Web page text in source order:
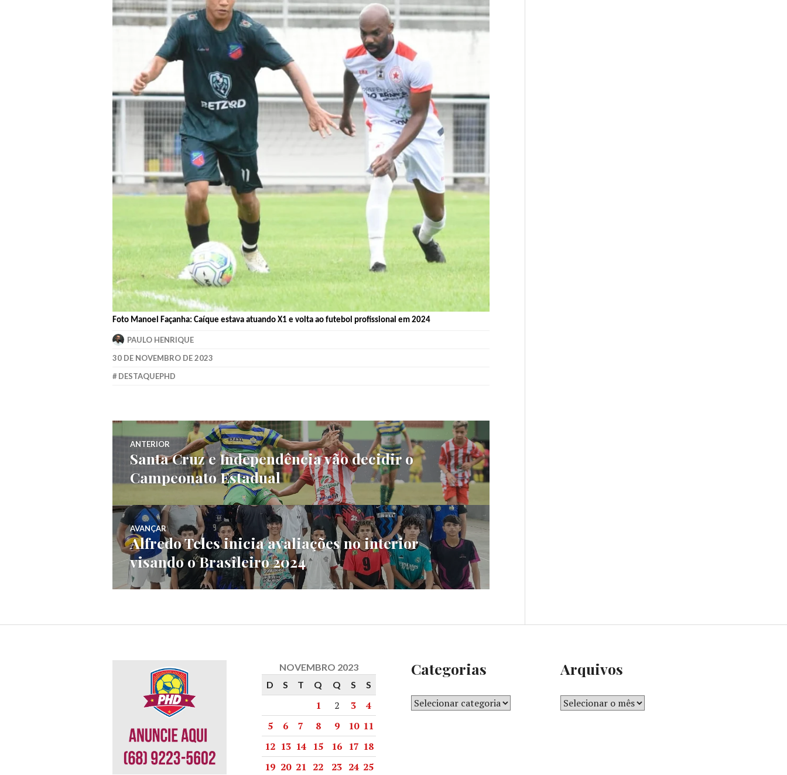
Foto Manoel Façanha: Caíque estava atuando X1 e volta ao futebol profissional em 2024
PAULO HENRIQUE
30 DE NOVEMBRO DE 2023
DESTAQUEPHD
ANTERIOR
Santa Cruz e Independência vão decidir o
Campeonato Estadual
AVANÇAR
Alfredo Teles inicia avaliações no interior
visando o Brasileiro 2024
NOVEMBRO 2023
D
S T Q Q S S
1 2 3
4
5
6 7 8 9 10 11
12 13 14 15 16 17 18
19 20 21 22 23 24 25
Categorias Arquivos